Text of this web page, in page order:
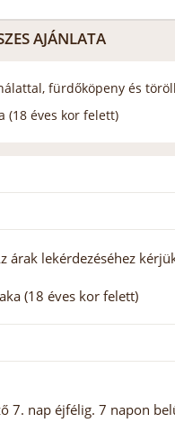
AJÁNLATA
fürdőköpeny és
(18 éves kor felett)
árak lekérdezéséhez
(18 éves kor felett)
nap éjfélig. 7 napon